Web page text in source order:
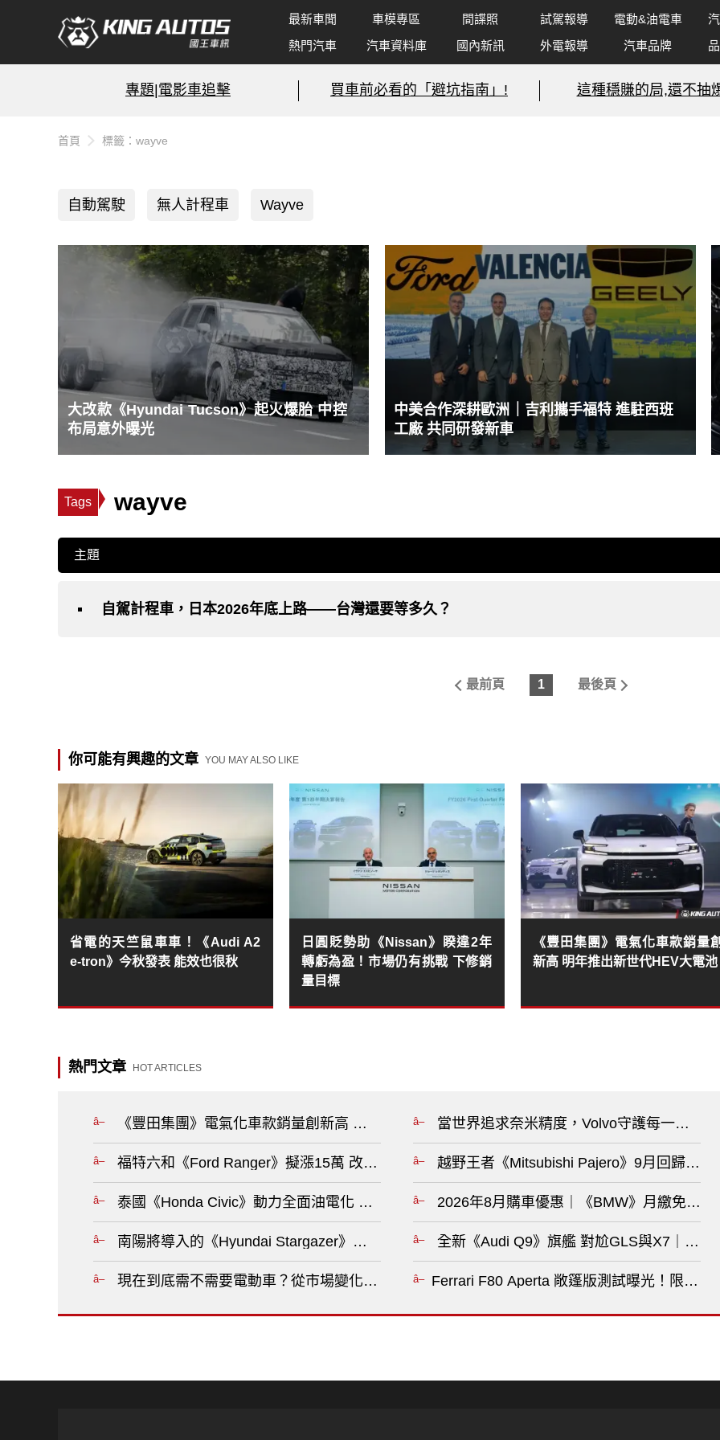
最新車聞 車模專區 間諜照 試駕報導 電動&油電車
熱門汽車
汽車資料庫 國內新訊 外電報導 汽車品牌
專題|電影車追擊 買車前必看的「避坑指南」! 這種穩賺的局,還不抽
首頁 標籤：wayve
自動駕駛 無人計程車 Wayve
大改款《Hyundai Tucson》起火爆胎 中控
布局意外曝光
中美合作深耕歐洲｜吉利攜手福特 進駐西班
工廠 共同研發新車
Tags wayve
主題
自駕計程車，日本2026年底上路——台灣還要等多久？
最前頁 1 最後頁
你可能有興趣的文章 YOU MAY ALSO LIKE
省電的天竺鼠車車！《Audi A2
e-tron》今秋發表 能效也很秋
日圓貶勢助《Nissan》睽違2年
轉虧為盈！市場仍有挑戰 下修銷
量目標
《豐田集團》電氣化車款銷量
新高 明年推出新世代HEV大電池
熱門文章 HOT ARTICLES
《豐田集團》電氣化車款銷量創新高 明年推出新世代HEV大電池?
福特六和《Ford Ranger》擬漲15萬 改用V6引擎&配備更豐富 現款2.0T促銷送美國來回機票?
泰國《Honda Civic》動力全面油電化 全新e:HEV RS導入S+ Shift 模擬換檔系統?
南陽將導入的《Hyundai Stargazer》在印尼降價 入手門檻約台幣43.2萬元?
現在到底需不需要電動車？從市場變化看未來汽車選擇?
當世界追求奈米精度，Volvo守護每一公里
越野王者《Mitsubishi Pajero》9月回歸 台
2026年8月購車優惠｜《BMW》月繳免6千
全新《Audi Q9》旗艦 對尬GLS與X7｜5.3
Ferrari F80 Aperta 敞篷版測試曝光！限量超